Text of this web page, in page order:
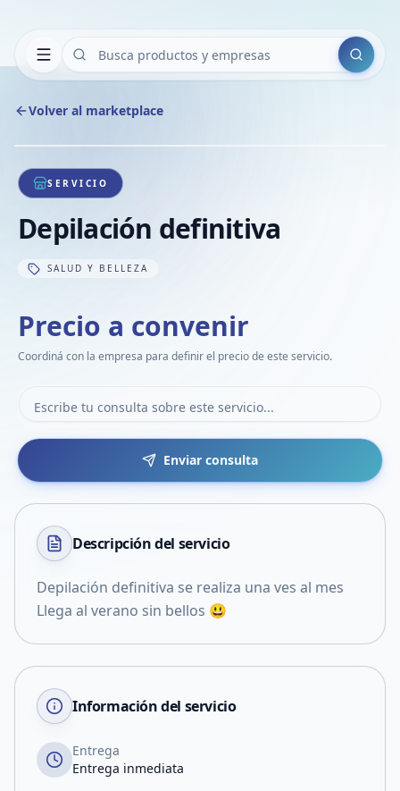
Buscar
Volver al marketplace
1/1
SERVICIO
Depilación definitiva
SALUD Y BELLEZA
Precio a convenir
Coordiná con la empresa para definir el precio de este servicio.
Enviar consulta
Descripción del servicio
Depilación definitiva se realiza una ves al mes
Llega al verano sin bellos 😃
Información del servicio
Entrega
Entrega inmediata